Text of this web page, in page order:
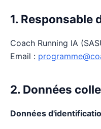
1. Responsable
Coach Running IA
Email :
2. Données
Données